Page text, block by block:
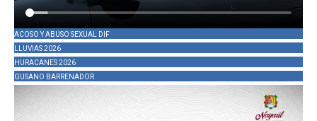
ACOSO Y ABUSO SEXUAL DIF
LLUVIAS 2026
HURACANES 2026
GUSANO BARRENADOR